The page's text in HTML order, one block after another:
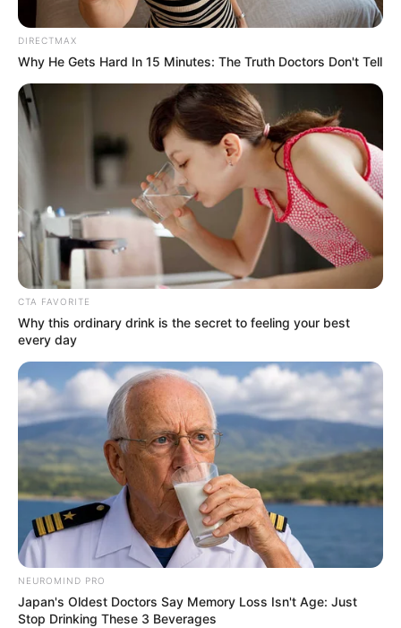
Posted
in
Friss hírek
Szentkirályi Alexandra azt írta,
leköpték és lek*rvázták, miután
kilépett az Országházból
by • May 14, 2026
DIRECTMAX
Why He Gets Hard In 15 Minutes: The Truth Doctors Don't Tell
CTA FAVORITE
Why this ordinary drink is the secret to feeling your best
every day
NEUROMIND PRO
Japan's Oldest Doctors Say Memory Loss Isn't Age: Just
Stop Drinking These 3 Beverages